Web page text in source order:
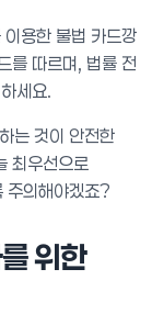
용한 불법 카드깡
를 따르며, 법률 전
세요.
는 것이 안전한
최우선으로
주의해야겠죠?
위한